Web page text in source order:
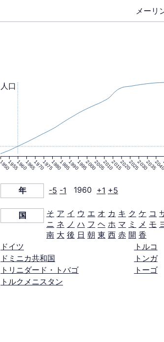
メーリ
195019551960196519701975198019851990199520002005201020152020202520302035
人口
年 -5 -1 1960 +1 +5
国 そ ア イ ウ エ オ カ キ ク ケ コ
ニ ネ ノ ハ フ ヘ ホ マ ミ メ モ
南 大 後 日 朝 東 西 赤 開 香
ドイツ
ドミニカ共和国
トリニダード・トバゴ
トルクメニスタン
トルコ
トンガ
トーゴ